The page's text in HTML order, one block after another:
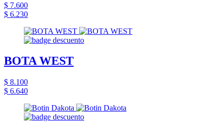
$ 7.600
$ 6.230
BOTA WEST
$ 8.100
$ 6.640